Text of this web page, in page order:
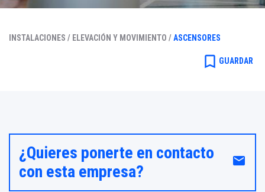
INSTALACIONES / ELEVACIÓN Y MOVIMIENTO /ASCENSORES
bookmark_border GUARDAR
¿Quieres ponerte en contacto
con esta empresa?
email